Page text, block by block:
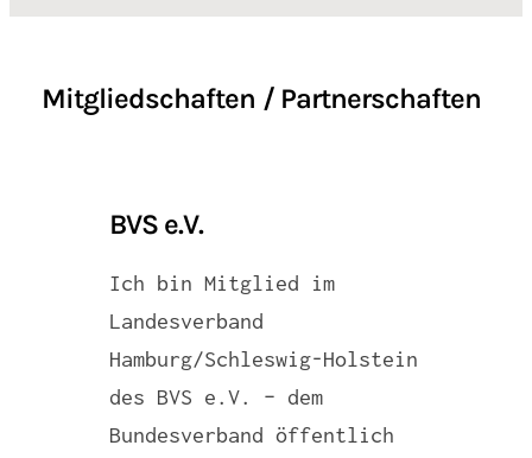
Mitgliedschaften / Partnerschaften
BVS e.V.
Ich bin Mitglied im
Landesverband
Hamburg/Schleswig-Holstein
des BVS e.V. – dem
Bundesverband öffentlich